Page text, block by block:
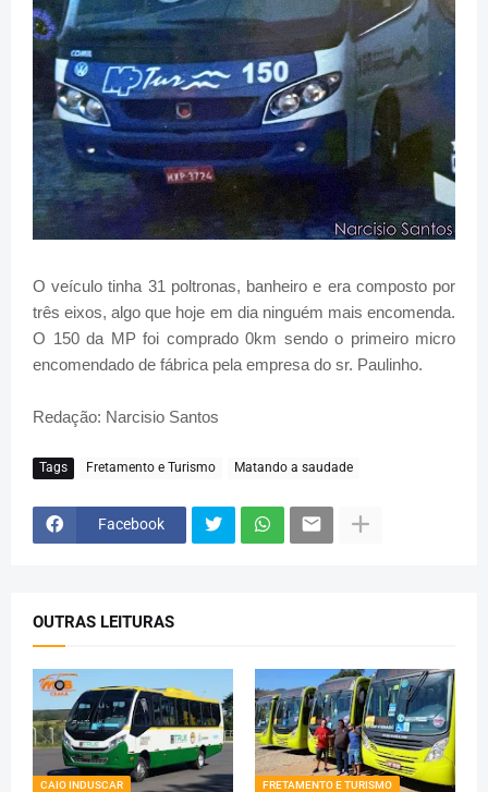
O veículo tinha 31 poltronas, banheiro e era composto por
três eixos, algo que hoje em dia ninguém mais encomenda.
O 150 da MP foi comprado 0km sendo o primeiro micro
encomendado de fábrica pela empresa do sr. Paulinho.
Redação: Narcisio Santos
Tags Fretamento e Turismo Matando a saudade
Facebook
OUTRAS LEITURAS
CAIO INDUSCAR FRETAMENTO E TURISMO